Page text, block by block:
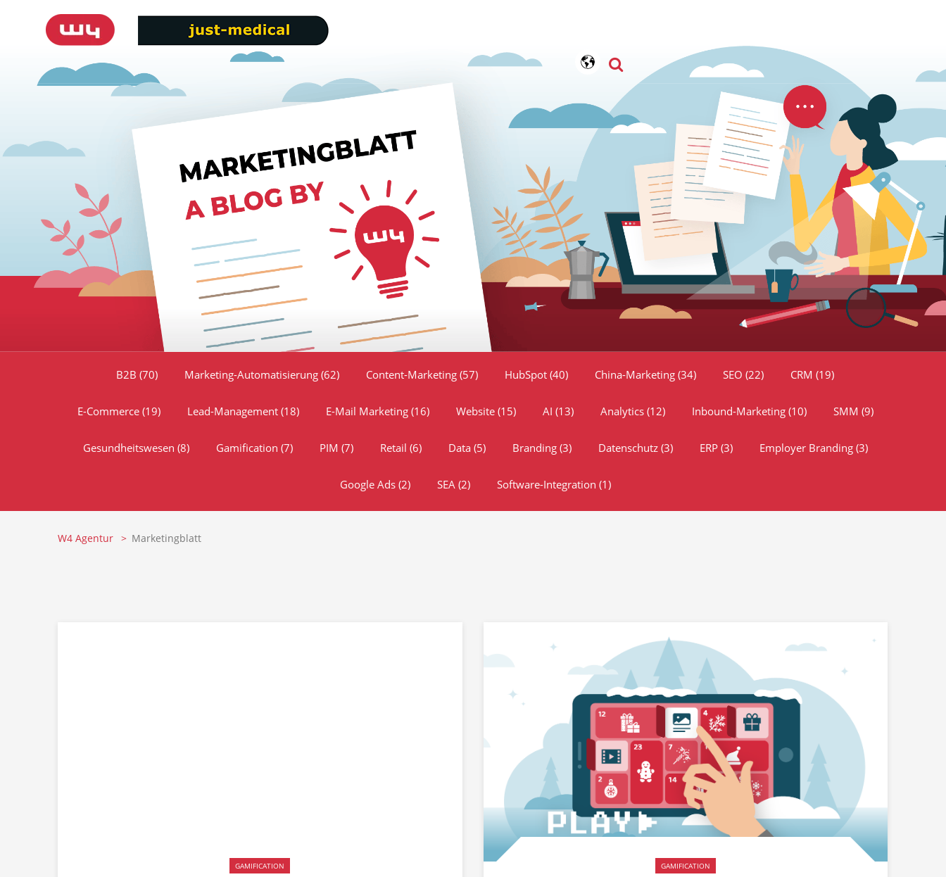
B2B (70) Marketing-Automatisierung (62) Content-Marketing (57) HubSpot (40) China-Marketing (34) SEO (22) CRM (19)
E-Commerce (19) Lead-Management (18) E-Mail Marketing (16) Website (15) AI (13) Analytics (12) Inbound-Marketing (10) SMM (9)
Gesundheitswesen (8) Gamification (7) PIM (7) Retail (6) Data (5) Branding (3) Datenschutz (3) ERP (3) Employer Branding (3)
Google Ads (2) SEA (2) Software-Integration (1)
W4 Agentur Marketingblatt
GAMIFICATION GAMIFICATION